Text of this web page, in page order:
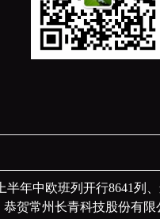
上半年中欧班列开行8641列
恭贺常州长青科技股份有限